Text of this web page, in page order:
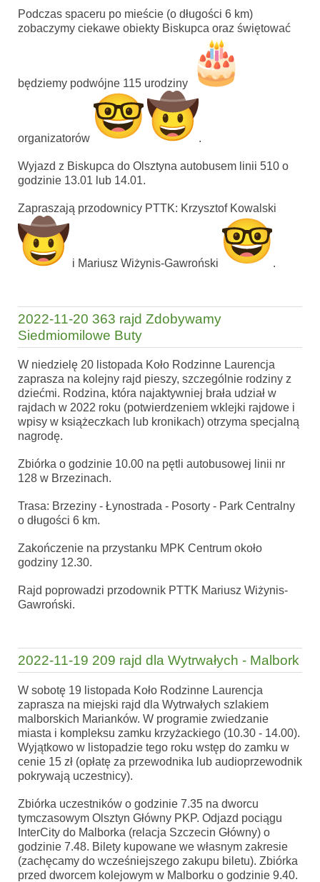
Podczas spaceru po mieście (o długości 6 km)
zobaczymy ciekawe obiekty Biskupca oraz świętować
będziemy podwójne 115 urodziny
organizatorów .
Wyjazd z Biskupca do Olsztyna autobusem linii 510 o
godzinie 13.01 lub 14.01.
Zapraszają przodownicy PTTK: Krzysztof Kowalski
i Mariusz Wiżynis-Gawroński .
2022-11-20 363 rajd Zdobywamy
Siedmiomilowe Buty
W niedzielę 20 listopada Koło Rodzinne Laurencja
zaprasza na kolejny rajd pieszy, szczególnie rodziny z
dziećmi. Rodzina, która najaktywniej brała udział w
rajdach w 2022 roku (potwierdzeniem wklejki rajdowe i
wpisy w książeczkach lub kronikach) otrzyma specjalną
nagrodę.
Zbiórka o godzinie 10.00 na pętli autobusowej linii nr
128 w Brzezinach.
Trasa: Brzeziny - Łynostrada - Posorty - Park Centralny
o długości 6 km.
Zakończenie na przystanku MPK Centrum około
godziny 12.30.
Rajd poprowadzi przodownik PTTK Mariusz Wiżynis-
Gawroński.
2022-11-19 209 rajd dla Wytrwałych - Malbork
W sobotę 19 listopada Koło Rodzinne Laurencja
zaprasza na miejski rajd dla Wytrwałych szlakiem
malborskich Marianków. W programie zwiedzanie
miasta i kompleksu zamku krzyżackiego (10.30 - 14.00).
Wyjątkowo w listopadzie tego roku wstęp do zamku w
cenie 15 zł (opłatę za przewodnika lub audioprzewodnik
pokrywają uczestnicy).
Zbiórka uczestników o godzinie 7.35 na dworcu
tymczasowym Olsztyn Główny PKP. Odjazd pociągu
InterCity do Malborka (relacja Szczecin Główny) o
godzinie 7.48. Bilety kupowane we własnym zakresie
(zachęcamy do wcześniejszego zakupu biletu). Zbiórka
przed dworcem kolejowym w Malborku o godzinie 9.40.